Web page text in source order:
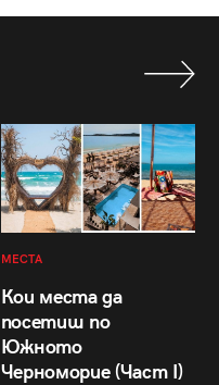
МЕСТА
Кои места да
посетиш по
Южното
Черноморие (Част I)